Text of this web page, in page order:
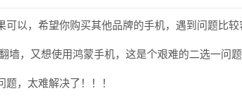
可以，希望你购买其他品牌的手机，遇到问题比较
墙，又想使用鸿蒙手机，这是个艰难的二选一问题
，太难解决了！！！